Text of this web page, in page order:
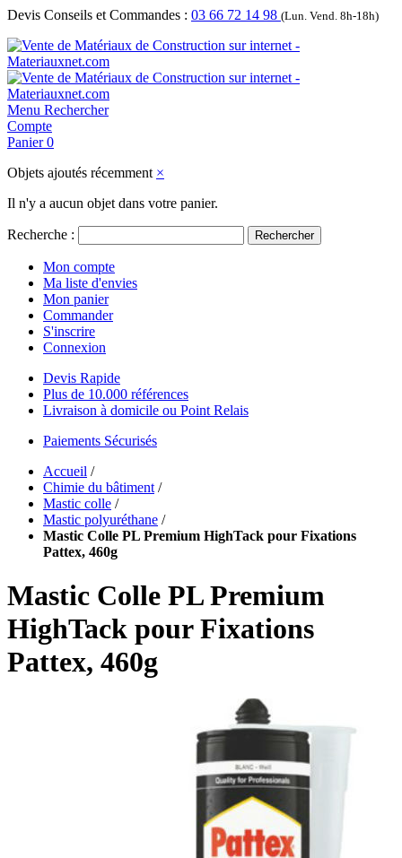
Devis Conseils et Commandes : 03 66 72 14 98 (Lun. Vend. 8h-18h)
Menu Rechercher
Compte
Panier 0
Objets ajoutés récemment ×
Il n'y a aucun objet dans votre panier.
Recherche : Rechercher
Mon compte
Ma liste d'envies
Mon panier
Commander
S'inscrire
Connexion
Devis Rapide
Plus de 10.000 références
Livraison à domicile ou Point Relais
Paiements Sécurisés
Accueil /
Chimie du bâtiment /
Mastic colle /
Mastic polyuréthane /
Mastic Colle PL Premium HighTack pour Fixations
Pattex, 460g
Mastic Colle PL Premium
HighTack pour Fixations
Pattex, 460g